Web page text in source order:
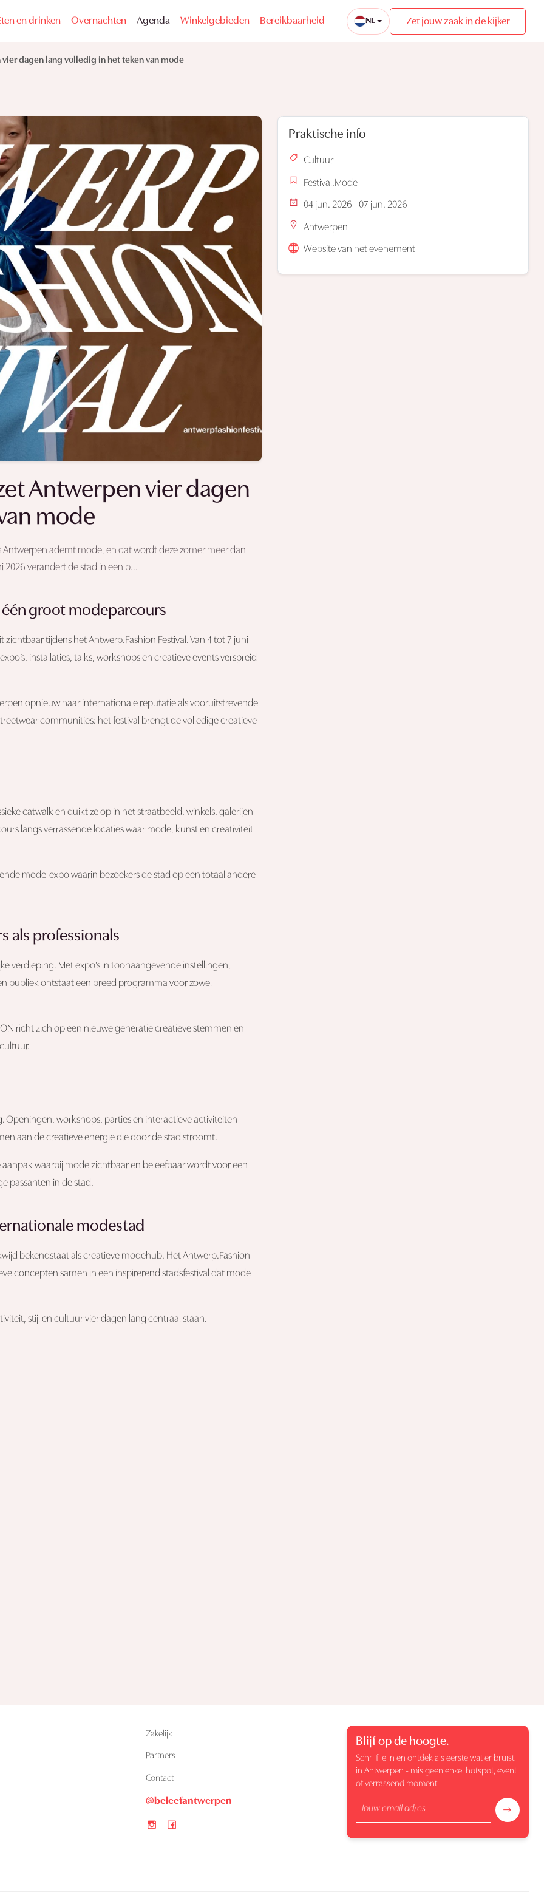
en drinken Overnachten Agenda Winkelgebieden Bereikbaarheid NL Zet jouw zaak in de kijker
dagen lang volledig in het teken van mode
Antwerpen vier dagen
mode
ademt mode, en dat wordt deze zomer meer dan
2026 verandert de stad in een b...
groot modeparcours
tijdens het Antwerp.Fashion Festival. Van 4 tot 7 juni
installaties, talks, workshops en creatieve events verspreid
opnieuw haar internationale reputatie als vooruitstrevende
communities: het festival brengt de volledige creatieve
catwalk en duikt ze op in het straatbeeld, winkels, galerijen
langs verrassende locaties waar mode, kunst en creativiteit
mode-expo waarin bezoekers de stad op een totaal andere
als professionals
verdieping. Met expo’s in toonaangevende instellingen,
publiek ontstaat een breed programma voor zowel
richt zich op een nieuwe generatie creatieve stemmen en
workshops, parties en interactieve activiteiten
aan de creatieve energie die door de stad stroomt.
waarbij mode zichtbaar en beleefbaar wordt voor een
passanten in de stad.
modestad
bekendstaat als creatieve modehub. Het Antwerp.Fashion
concepten samen in een inspirerend stadsfestival dat mode
stijl en cultuur vier dagen lang centraal staan.
Praktische info
Cultuur
Festival,Mode
04 jun. 2026 - 07 jun. 2026
Antwerpen
Website van het evenement
Zakelijk
Partners
Contact
@beleefantwerpen
Blijf op de hoogte.
Schrijf je in en ontdek als eerste wat er bruist
in Antwerpen - mis geen enkel hotspot, event
of verrassend moment